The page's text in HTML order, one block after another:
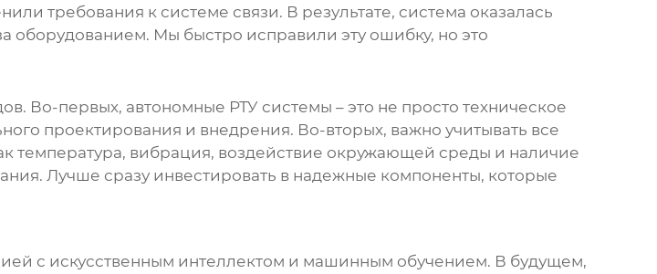
требования к системе связи. В результате, система оказалась
оборудованием. Мы быстро исправили эту ошибку, но это
Во-первых, автономные РТУ системы – это не просто техническое
проектирования и внедрения. Во-вторых, важно учитывать все
температура, вибрация, воздействие окружающей среды и наличие
Лучше сразу инвестировать в надежные компоненты, которые
с искусственным интеллектом и машинным обучением. В будущем,